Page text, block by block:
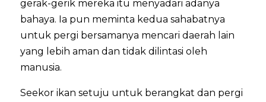
gerak-gerik mereka itu menyadari adanya
bahaya. Ia pun meminta kedua sahabatnya
untuk pergi bersamanya mencari daerah lain
yang lebih aman dan tidak dilintasi oleh
manusia.
Seekor ikan setuju untuk berangkat dan pergi